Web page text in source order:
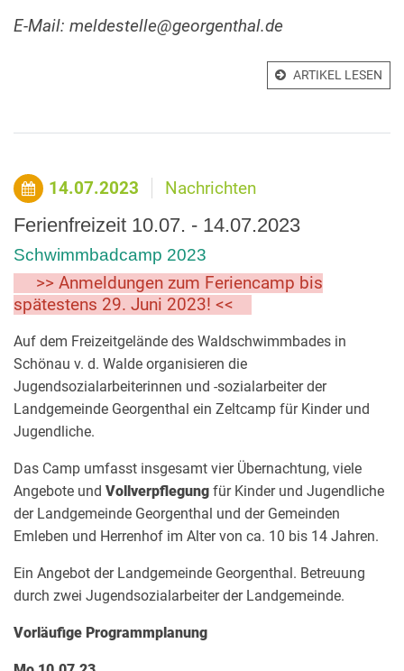
E-Mail: meldestelle@georgenthal.de
ARTIKEL LESEN
14.07.2023 Nachrichten
Ferienfreizeit 10.07. - 14.07.2023
Schwimmbadcamp 2023
>> Anmeldungen zum Feriencamp bis
spätestens 29. Juni 2023! <<
Auf dem Freizeitgelände des Waldschwimmbades in
Schönau v. d. Walde organisieren die
Jugendsozialarbeiterinnen und -sozialarbeiter der
Landgemeinde Georgenthal ein Zeltcamp für Kinder und
Jugendliche.
Das Camp umfasst insgesamt vier Übernachtung, viele
Angebote und Vollverpflegung für Kinder und Jugendliche
der Landgemeinde Georgenthal und der Gemeinden
Emleben und Herrenhof im Alter von ca. 10 bis 14 Jahren.
Ein Angebot der Landgemeinde Georgenthal. Betreuung
durch zwei Jugendsozialarbeiter der Landgemeinde.
Vorläufige Programmplanung